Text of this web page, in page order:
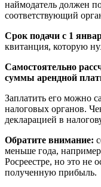
наймодатель должен
соответствующий
Срок подачи с 1
квитанция, которую
Самостоятельно
суммы арендной
Заплатить его можно
налоговых органов.
декларацией в
Обратите внимание:
меньше года,
Росреестре, но это не
полученную прибыль.